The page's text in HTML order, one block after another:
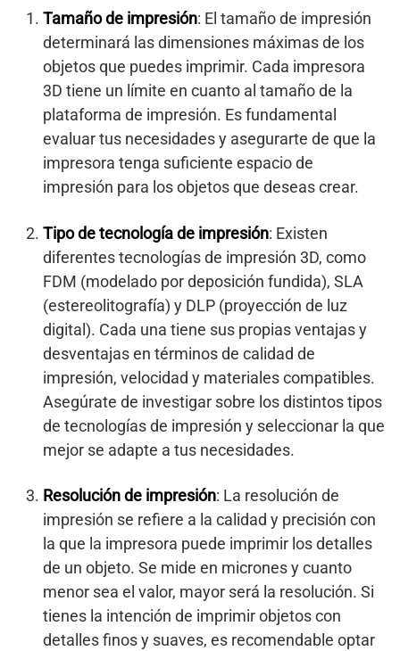
Tamaño de impresión: El tamaño de impresión
determinará las dimensiones máximas de los
objetos que puedes imprimir. Cada impresora
3D tiene un límite en cuanto al tamaño de la
plataforma de impresión. Es fundamental
evaluar tus necesidades y asegurarte de que la
impresora tenga suficiente espacio de
impresión para los objetos que deseas crear.
Tipo de tecnología de impresión: Existen
diferentes tecnologías de impresión 3D, como
FDM (modelado por deposición fundida), SLA
(estereolitografía) y DLP (proyección de luz
digital). Cada una tiene sus propias ventajas y
desventajas en términos de calidad de
impresión, velocidad y materiales compatibles.
Asegúrate de investigar sobre los distintos tipos
de tecnologías de impresión y seleccionar la que
mejor se adapte a tus necesidades.
Resolución de impresión: La resolución de
impresión se refiere a la calidad y precisión con
la que la impresora puede imprimir los detalles
de un objeto. Se mide en micrones y cuanto
menor sea el valor, mayor será la resolución. Si
tienes la intención de imprimir objetos con
detalles finos y suaves, es recomendable optar